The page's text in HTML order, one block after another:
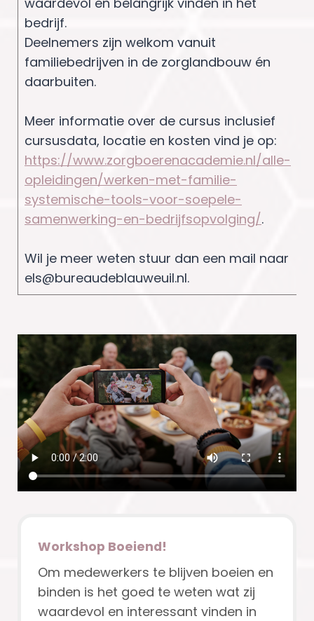
bedrijf.
Deelnemers zijn welkom vanuit
familiebedrijven in de zorglandbouw én
daarbuiten.
Meer informatie over de cursus inclusief
cursusdata, locatie en kosten vind je op:
https://www.zorgboerenacademie.nl/alle-
opleidingen/werken-met-familie-
systemische-tools-voor-soepele-
samenwerking-en-bedrijfsopvolging/.
Wil je meer weten stuur dan een mail naar
els@bureaudeblauweuil.nl.
Workshop Boeiend!
Om medewerkers te blijven boeien en
binden is het goed te weten wat zij
waardevol en interessant vinden in